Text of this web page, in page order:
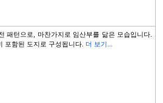
패턴으로, 마찬가지로 임산부를 닮은 모습입니다.
포함된 도지로 구성됩니다. 더 보기...